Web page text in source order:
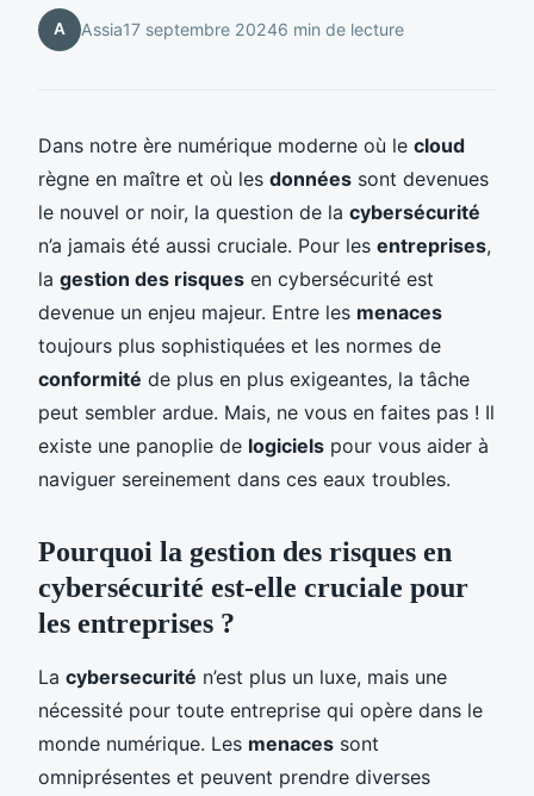
A Assia17 septembre 20246 min de lecture
Dans notre ère numérique moderne où le cloud
règne en maître et où les données sont devenues
le nouvel or noir, la question de la cybersécurité
n’a jamais été aussi cruciale. Pour les entreprises,
la gestion des risques en cybersécurité est
devenue un enjeu majeur. Entre les menaces
toujours plus sophistiquées et les normes de
conformité de plus en plus exigeantes, la tâche
peut sembler ardue. Mais, ne vous en faites pas ! Il
existe une panoplie de logiciels pour vous aider à
naviguer sereinement dans ces eaux troubles.
Pourquoi la gestion des risques en
cybersécurité est-elle cruciale pour
les entreprises ?
La cybersecurité n’est plus un luxe, mais une
nécessité pour toute entreprise qui opère dans le
monde numérique. Les menaces sont
omniprésentes et peuvent prendre diverses